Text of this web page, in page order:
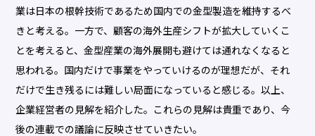
業は日本の根幹技術であるため国内での金型製造を維持するべ
きと考える。一方で、顧客の海外生産シフトが拡大していくこ
とを考えると、金型産業の海外展開も避けては通れなくなると
思われる。国内だけで事業をやっていけるのが理想だが、それ
だけで生き残るには難しい局面になっていると感じる。以上、
企業経営者の見解を紹介した。これらの見解は貴重であり、今
後の連載での議論に反映させていきたい。